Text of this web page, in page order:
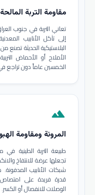
مقاومة التربة
تعاني التربة في جنوب
إلى تآكل الأنابيب
البلاستيكية الحديثة تصنع
الأملاح أو الأحماض
الخمسين عاماً دون تراجع
terrain
المرونة ومقاومة
طبيعة التربة الطينية
تجعلها عرضة للانتفاخ
قدرة فريدة على
الوصلات للانفصال أو الكسر.